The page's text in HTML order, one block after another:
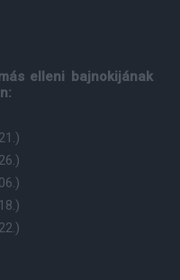
elleni bajnokijának